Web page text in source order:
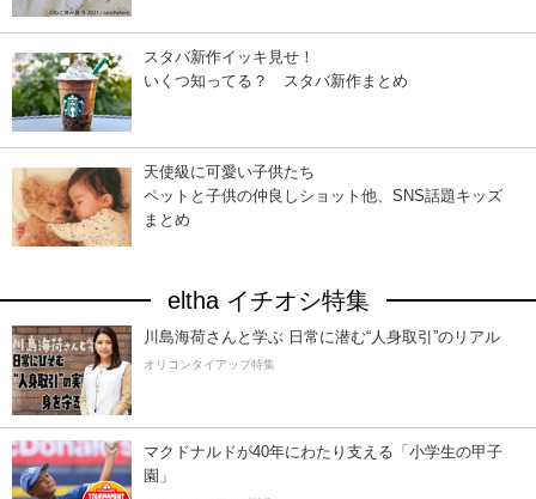
スタバ新作イッキ見せ！
いくつ知ってる？ スタバ新作まとめ
天使級に可愛い子供たち
ペットと子供の仲良しショット他、SNS話題キッズ
まとめ
eltha イチオシ特集
川島海荷さんと学ぶ 日常に潜む“人身取引”のリアル
オリコンタイアップ特集
マクドナルドが40年にわたり支える「小学生の甲子
園」